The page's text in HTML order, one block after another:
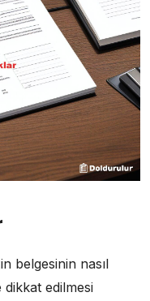
belgesinin nasıl
edilmesi